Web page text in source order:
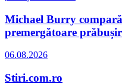
Michael Burry
premergătoare
06.08.2026
Stiri.com.ro